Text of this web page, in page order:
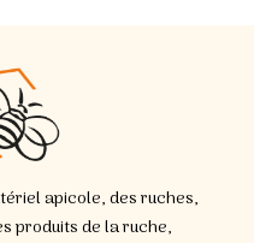
apicole, des ruches,
produits de la ruche,